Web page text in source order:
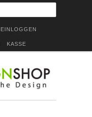
EINLOGGEN
KASSE